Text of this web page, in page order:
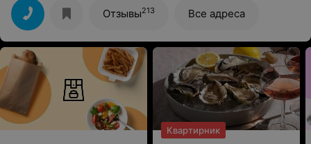
Отзывы213 Все адреса
Квартирник